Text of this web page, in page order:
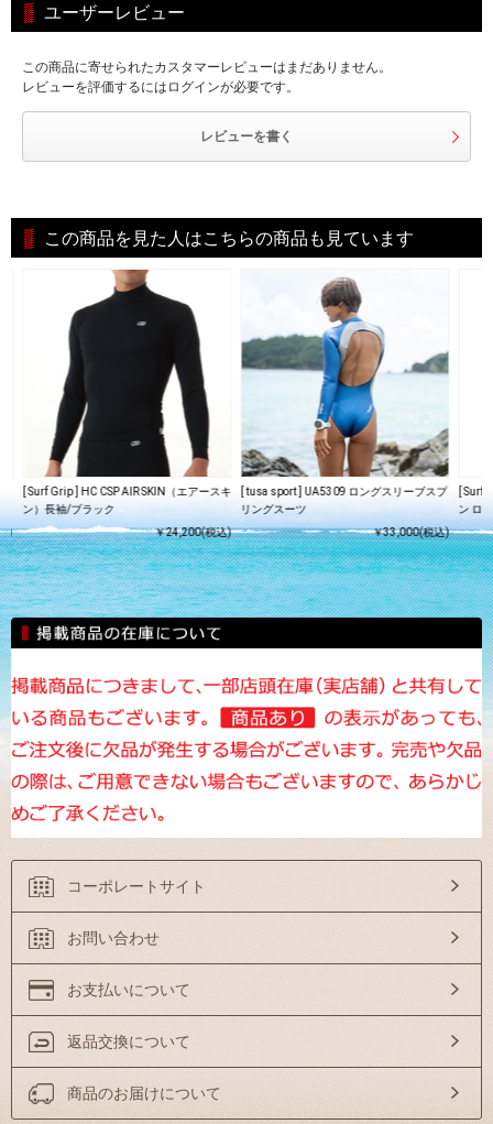
ユーザーレビュー
この商品に寄せられたカスタマーレビューはまだありません。
レビューを評価するにはログインが必要です。
レビューを書く
この商品を見た人はこちらの商品も見ています
)
[ Surf Grip ] HC CSP AIR SKIN（エアースキ
ン）長袖/ブラック
￥24,200(税込)
[ tusa sport ] UA5309 ロングスリーブスプ
リングスーツ
￥33,000(税込)
[ Surf
ン ロ
コーポレートサイト
お問い合わせ
お支払いについて
返品交換について
商品のお届けについて